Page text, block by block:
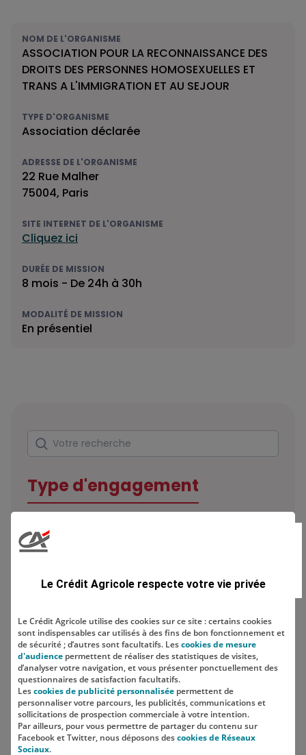
NOM DE L'ORGANISME
ASSOCIATION POUR LA RECONNAISSANCE DES
DROITS DES PERSONNES HOMOSEXUELLES ET
TRANS A L'IMMIGRATION ET AU SEJOUR
TYPE D'ORGANISME
Association déclarée
ADRESSE DE L'ORGANISME
22 Rue Malher
75004, Paris
SITE INTERNET DE L'ORGANISME
Cliquez ici
DURÉE DE MISSION
8 mois - De 24h à 30h
MODALITÉ DE MISSION
En présentiel
Rechercher
Votre recherche
Type d'engagement
Localisation
Le Crédit Agricole respecte votre vie privée
Le Crédit Agricole utilise des cookies sur ce site : certains cookies
sont indispensables car utilisés à des fins de bon fonctionnement et
de sécurité ; d’autres sont facultatifs. Lescookies de mesure
d'audience permettent de réaliser des statistiques de visites,
d’analyser votre navigation, et vous présenter ponctuellement des
questionnaires de satisfaction facultatifs.
Lescookies de publicité personnalisée permettent de
personnaliser votre parcours, les publicités, communications et
sollicitations de prospection commerciale à votre intention.
Par ailleurs, pour vous permettre de partager du contenu sur
Facebook et Twitter, nous déposons descookies de Réseaux
Sociaux.